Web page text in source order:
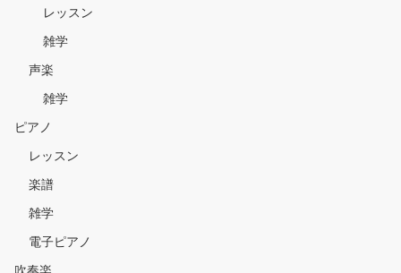
レッスン
雑学
声楽
雑学
ピアノ
レッスン
楽譜
雑学
電子ピアノ